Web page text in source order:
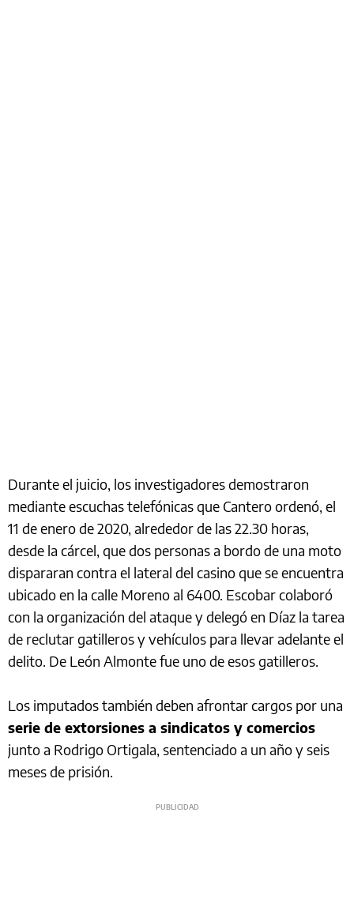
Durante el juicio, los investigadores demostraron
mediante escuchas telefónicas que Cantero ordenó, el
11 de enero de 2020, alrededor de las 22.30 horas,
desde la cárcel, que dos personas a bordo de una moto
dispararan contra el lateral del casino que se encuentra
ubicado en la calle Moreno al 6400. Escobar colaboró
con la organización del ataque y delegó en Díaz la tarea
de reclutar gatilleros y vehículos para llevar adelante el
delito. De León Almonte fue uno de esos gatilleros.
Los imputados también deben afrontar cargos por una
serie de extorsiones a sindicatos y comercios
junto a Rodrigo Ortigala, sentenciado a un año y seis
meses de prisión.